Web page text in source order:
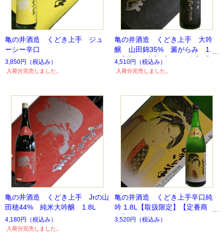
亀の井酒造 くどき上手 ジュ
ーシー辛口
3,850円 （税込み）
入荷分完売しました。
亀の井酒造 くどき上手 大吟
醸 山田錦35% 澱がらみ 1.8
L【季節限定】【数量限定】【残
り僅か】
4,510円 （税込み）
入荷分完売しました。
亀の井酒造 くどき上手 Jrの山
田穂44% 純米大吟醸 1.8L
4,180円 （税込み）
入荷分完売しました。
亀の井酒造 くどき上手辛口純
吟 1.8L【取扱限定】【定番商
品】
3,520円 （税込み）